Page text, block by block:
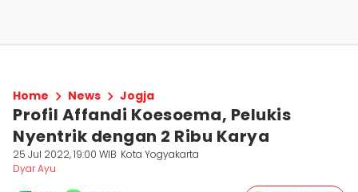
Home News Jogja
Profil Affandi Koesoema, Pelukis
Nyentrik dengan 2 Ribu Karya
25 Jul 2022, 19:00 WIB Kota Yogyakarta
Dyar Ayu